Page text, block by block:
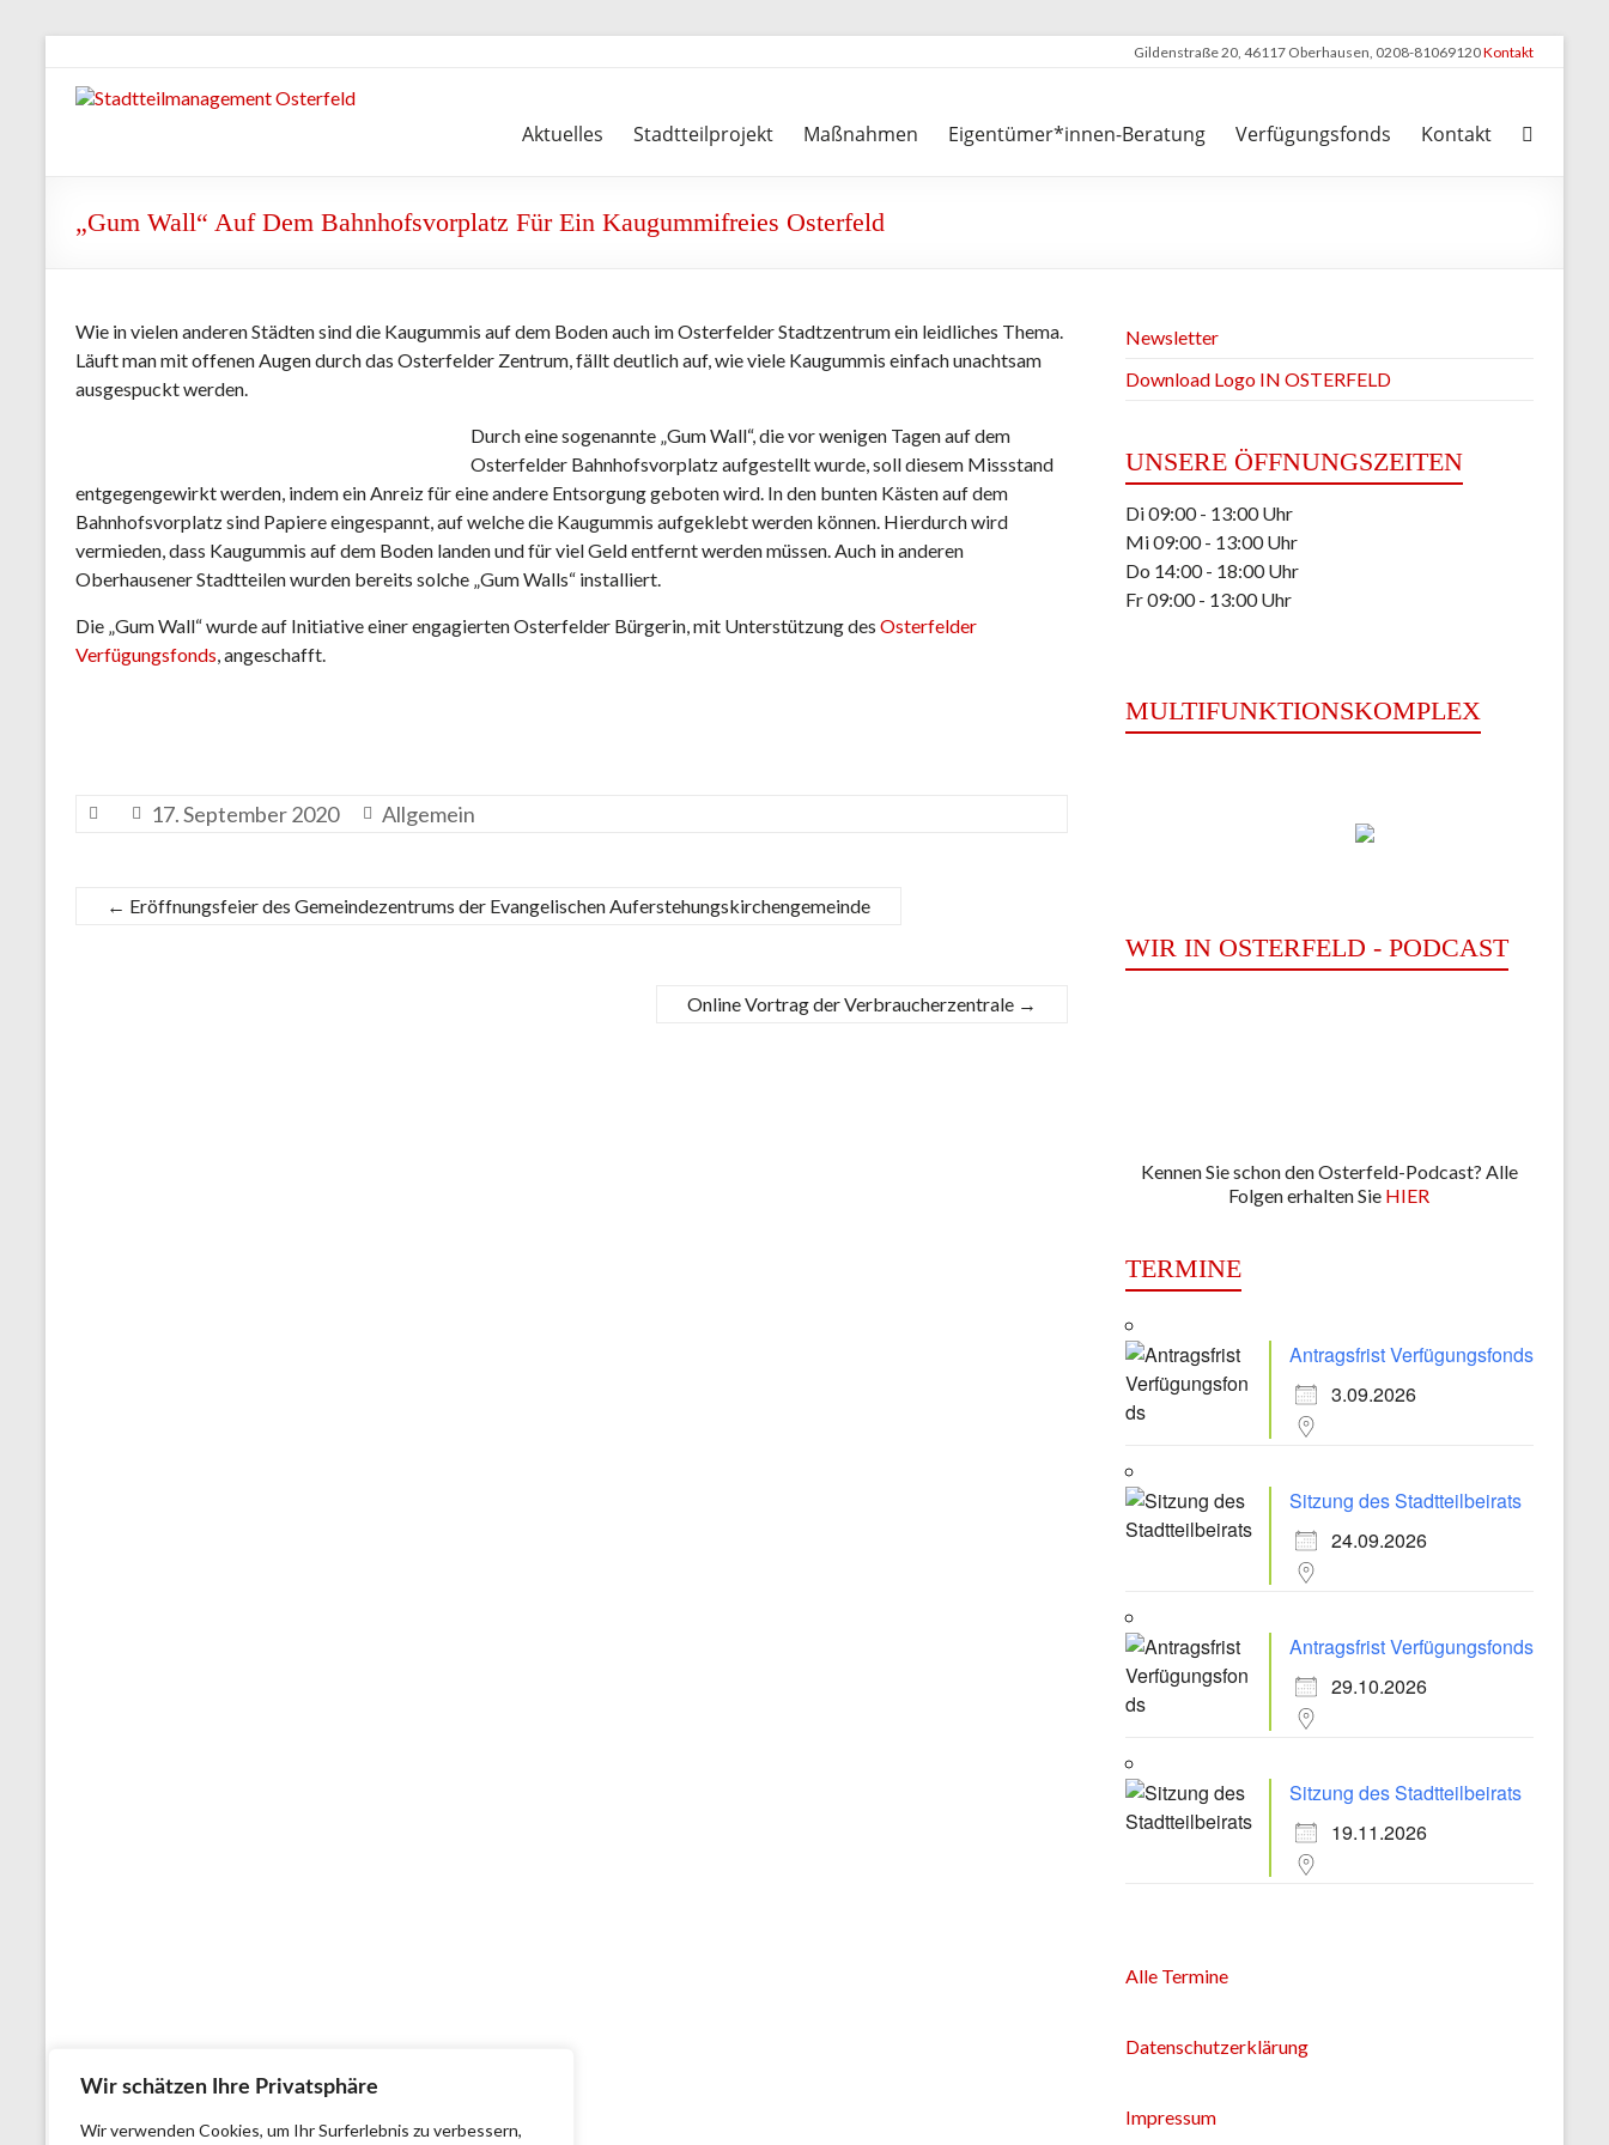
Wir schätzen Ihre Privatsphäre
Wir verwenden Cookies, um Ihr Surferlebnis zu verbessern,
springen
Gildenstraße 20, 46117 Oberhausen, 0208-81069120Kontakt
Stadtteilmanagement
Aktuelles Stadtteilprojekt Maßnahmen Eigentümer*innen-Beratung Verfügungsfonds Kontakt
„Gum Wall“ Auf Dem Bahnhofsvorplatz Für Ein Kaugummifreies Osterfeld
Wie in vielen anderen Städten sind die Kaugummis auf dem Boden auch im Osterfelder Stadtzentrum ein leidliches Thema.
Läuft man mit offenen Augen durch das Osterfelder Zentrum, fällt deutlich auf, wie viele Kaugummis einfach unachtsam
ausgespuckt werden.
Durch eine sogenannte „Gum Wall“, die vor wenigen Tagen auf dem
Osterfelder Bahnhofsvorplatz aufgestellt wurde, soll diesem Missstand
entgegengewirkt werden, indem ein Anreiz für eine andere Entsorgung geboten wird. In den bunten Kästen auf dem
Bahnhofsvorplatz sind Papiere eingespannt, auf welche die Kaugummis aufgeklebt werden können. Hierdurch wird
vermieden, dass Kaugummis auf dem Boden landen und für viel Geld entfernt werden müssen. Auch in anderen
Oberhausener Stadtteilen wurden bereits solche „Gum Walls“ installiert.
Die „Gum Wall“ wurde auf Initiative einer engagierten Osterfelder Bürgerin, mit Unterstützung des Osterfelder
Verfügungsfonds, angeschafft.
17. September 2020 Allgemein
← Eröffnungsfeier des Gemeindezentrums der Evangelischen Auferstehungskirchengemeinde
Online Vortrag der Verbraucherzentrale →
Newsletter
Download Logo IN OSTERFELD
UNSERE ÖFFNUNGSZEITEN
Di 09:00 - 13:00 Uhr
Mi 09:00 - 13:00 Uhr
Do 14:00 - 18:00 Uhr
Fr 09:00 - 13:00 Uhr
MULTIFUNKTIONSKOMPLEX
WIR IN OSTERFELD - PODCAST
Kennen Sie schon den Osterfeld-Podcast? Alle
Folgen erhalten Sie HIER
TERMINE
Antragsfrist Verfügungsfonds
3.09.2026
Sitzung des Stadtteilbeirats
24.09.2026
Antragsfrist Verfügungsfonds
29.10.2026
Sitzung des Stadtteilbeirats
19.11.2026
Alle Termine
Datenschutzerklärung
Impressum